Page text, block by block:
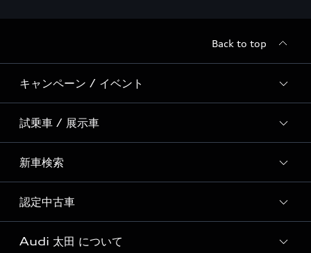
Back to top
キャンペーン / イベント
全国統一イベント
ディーラー独自イベント
試乗車 / 展示車
試乗予約
試乗車・展示車一覧
新車検索
新車検索
認定中古車
Audi認定中古車検索
Audi 太田 について